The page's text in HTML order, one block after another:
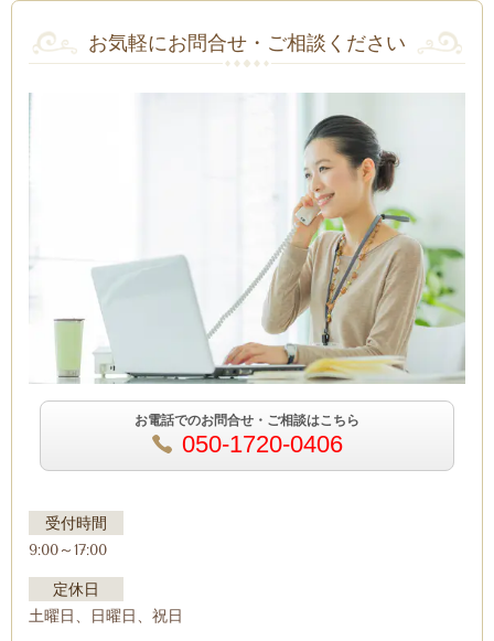
お気軽にお問合せ・ご相談ください
お電話でのお問合せ・ご相談はこちら
050-1720-0406
受付時間
9:00～17:00
定休日
土曜日、日曜日、祝日